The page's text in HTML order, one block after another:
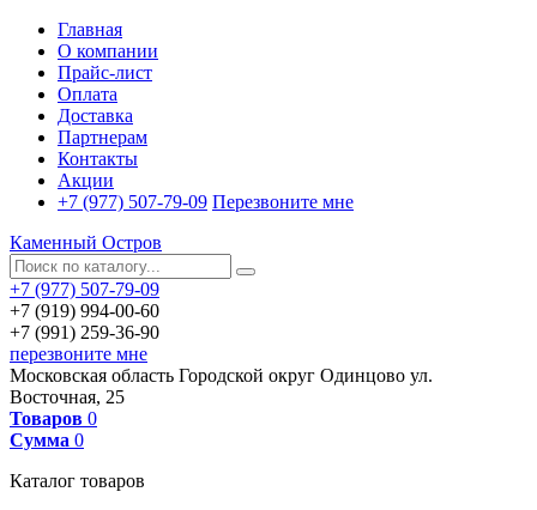
Главная
О компании
Прайс-лист
Оплата
Доставка
Партнерам
Контакты
Акции
+7 (977) 507-79-09 Перезвоните мне
Каменный Остров
+7 (977) 507-79-09
+7 (919) 994-00-60
+7 (991) 259-36-90
перезвоните мне
Московская область Городской округ Одинцово ул.
Восточная, 25
Товаров 0
Сумма 0
Каталог товаров